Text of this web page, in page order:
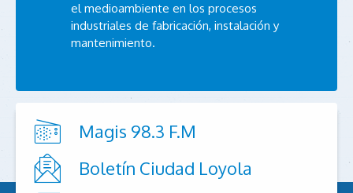
el medioambiente en los procesos
industriales de fabricación, instalación y
mantenimiento.
Magis 98.3 F.M
Boletín Ciudad Loyola